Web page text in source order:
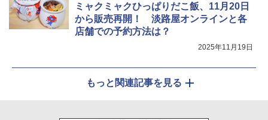
ミャクミャクひっぱりだこ飯、11月20日
から販売再開！ 淡路屋オンラインと各
店舗での予約方法は？
2025年11月19日
もっと関連記事を見る